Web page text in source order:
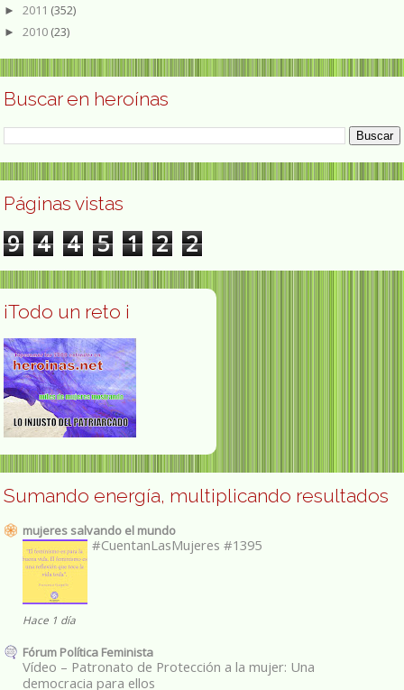
► 2011 (352)
► 2010 (23)
Buscar en heroínas
Páginas vistas
9 4 4 5 1 2 2
¡Todo un reto ¡
Sumando energía, multiplicando resultados
mujeres salvando el mundo
#CuentanLasMujeres #1395
Hace 1 día
Fórum Política Feminista
Vídeo – Patronato de Protección a la mujer: Una
democracia para ellos